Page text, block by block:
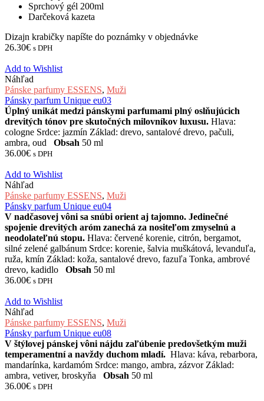
Sprchový gél 200ml
Darčeková kazeta
Dizajn krabičky napíšte do poznámky v objednávke
26.30€ s DPH
Add to Wishlist
Náhľad
Pánske parfumy ESSENS, Muži
Pánsky parfum Unique eu03
Úplný unikát medzi pánskymi parfumami plný oslňujúcich
drevitých tónov pre skutočných milovníkov luxusu. Hlava:
cologne Srdce: jazmín Základ: drevo, santalové drevo, pačuli,
ambra, oud Obsah 50 ml
36.00€ s DPH
Add to Wishlist
Náhľad
Pánske parfumy ESSENS, Muži
Pánsky parfum Unique eu04
V nadčasovej vôni sa snúbi orient aj tajomno. Jedinečné
spojenie drevitých aróm zanechá za nositeľom zmyselnú a
neodolateľnú stopu. Hlava: červené korenie, citrón, bergamot,
silné zelené galbánum Srdce: korenie, šalvia muškátová, levanduľa,
ruža, kmín Základ: koža, santalové drevo, fazuľa Tonka, ambrové
drevo, kadidlo Obsah 50 ml
36.00€ s DPH
Add to Wishlist
Náhľad
Pánske parfumy ESSENS, Muži
Pánsky parfum Unique eu08
V štýlovej pánskej vôni nájdu zaľúbenie predovšetkým muži
temperamentní a navždy duchom mladí. Hlava: káva, rebarbora,
mandarínka, kardamóm Srdce: mango, ambra, zázvor Základ:
ambra, vetiver, broskyňa Obsah 50 ml
36.00€ s DPH